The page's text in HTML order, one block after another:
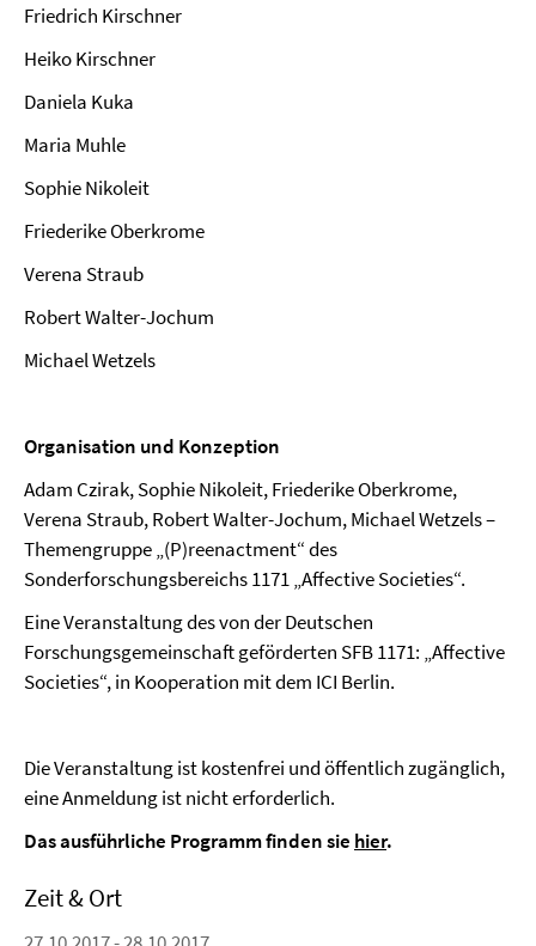
Friedrich Kirschner
Heiko Kirschner
Daniela Kuka
Maria Muhle
Sophie Nikoleit
Friederike Oberkrome
Verena Straub
Robert Walter-Jochum
Michael Wetzels
Organisation und Konzeption
Adam Czirak, Sophie Nikoleit, Friederike Oberkrome,
Verena Straub, Robert Walter-Jochum, Michael Wetzels –
Themengruppe „(P)reenactment“ des
Sonderforschungsbereichs 1171 „Affective Societies“.
Eine Veranstaltung des von der Deutschen
Forschungsgemeinschaft geförderten SFB 1171: „Affective
Societies“, in Kooperation mit dem ICI Berlin.
Die Veranstaltung ist kostenfrei und öffentlich zugänglich,
eine Anmeldung ist nicht erforderlich.
Das ausführliche Programm finden sie hier.
Zeit & Ort